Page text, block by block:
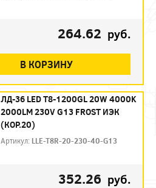
264.62 руб.
В КОРЗИНУ
ЛД-36 LED Т8-1200GL 20W 4000K
2000LM 230V G13 FROST ИЭК
(КОР.20)
Артикул: LLE-T8R-20-230-40-G13
352.26 руб.